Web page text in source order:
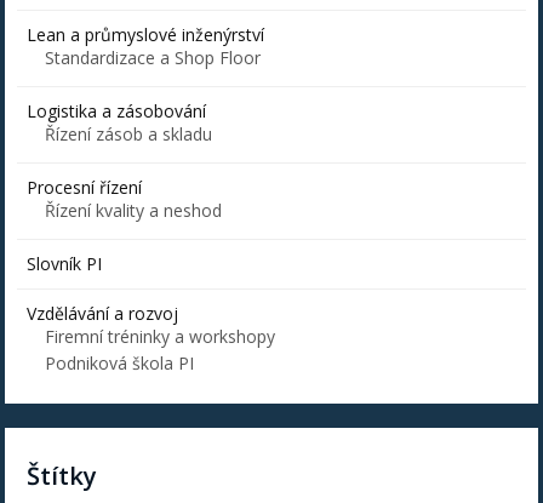
Lean a průmyslové inženýrství
Standardizace a Shop Floor
Logistika a zásobování
Řízení zásob a skladu
Procesní řízení
Řízení kvality a neshod
Slovník PI
Vzdělávání a rozvoj
Firemní tréninky a workshopy
Podniková škola PI
Štítky